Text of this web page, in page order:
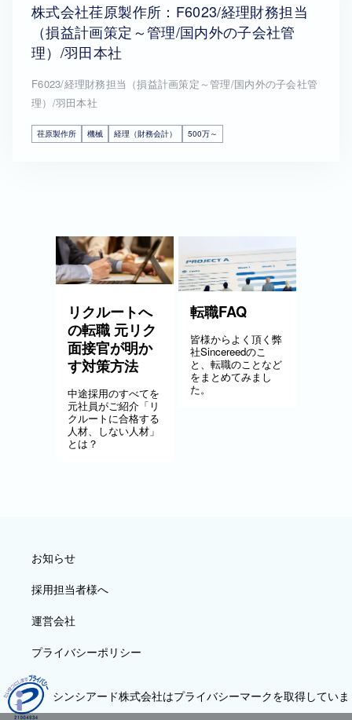
株式会社荏原製作所：F6023/経理財務担当
（損益計画策定～管理/国内外の子会社管
理）/羽田本社
F6023/経理財務担当（損益計画策定～管理/国内外の子会社管
理）/羽田本社
荏原製作所 機械 経理（財務会計） 500万～
リクルートへ
の転職 元リク
面接官が明か
す対策方法
中途採用のすべてを
元社員がご紹介「リ
クルートに合格する
人材、しない人材」
とは？
転職FAQ
皆様からよく頂く弊
社Sincereedのこ
と、転職のことなど
をまとめてみまし
た。
お知らせ
採用担当者様へ
運営会社
プライバシーポリシー
シンシアード株式会社はプライバシーマークを取得していま